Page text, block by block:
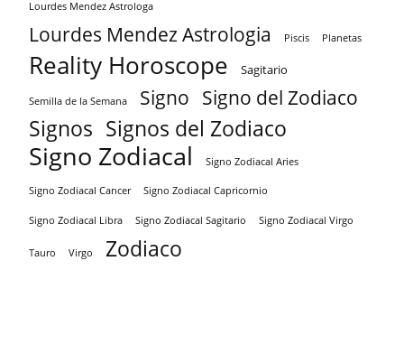
Lourdes Mendez Astrologa
Lourdes Mendez Astrologia Piscis Planetas
Reality Horoscope Sagitario
Semilla de la Semana Signo Signo del Zodiaco
Signos Signos del Zodiaco
Signo Zodiacal Signo Zodiacal Aries
Signo Zodiacal Cancer Signo Zodiacal Capricornio
Signo Zodiacal Libra Signo Zodiacal Sagitario Signo Zodiacal Virgo
Tauro Virgo Zodiaco